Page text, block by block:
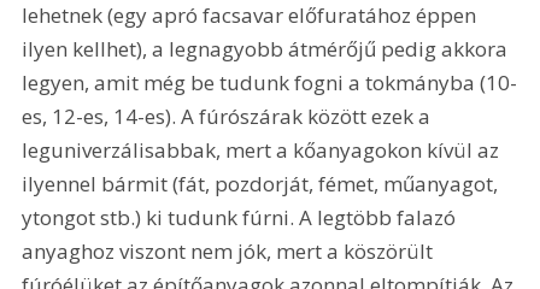
lehetnek (egy apró facsavar előfuratához éppen
ilyen kellhet), a legnagyobb átmérőjű pedig akkora
legyen, amit még be tudunk fogni a tokmányba (10-
es, 12-es, 14-es). A fúrószárak között ezek a
leguniverzálisabbak, mert a kőanyagokon kívül az
ilyennel bármit (fát, pozdorját, fémet, műanyagot,
ytongot stb.) ki tudunk fúrni. A legtöbb falazó
anyaghoz viszont nem jók, mert a köszörült